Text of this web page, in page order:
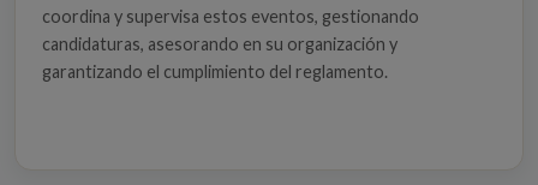
coordina y supervisa estos eventos, gestionando
candidaturas, asesorando en su organización y
garantizando el cumplimiento del reglamento.